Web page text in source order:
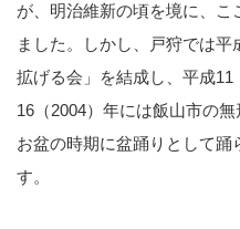
が、明治維新の頃を境に、こ
ました。しかし、戸狩では
拡げる会」を結成し、平成
16（2004）年には飯山市の
お盆の時期に盆踊りとして踊
す。